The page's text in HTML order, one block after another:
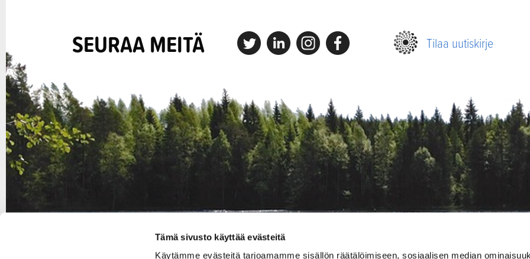
Tämä sivusto käyttää evästeitä
Käytämme evästeitä tarjoamamme sisällön räätälöimiseen, sosiaalisen median
SEURAA MEITÄ X Linkedin InstagramFacebook Tilaa uutiskirje